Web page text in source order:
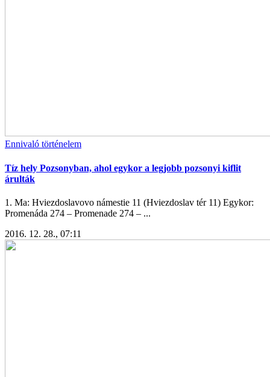
Ennivaló történelem
Tíz hely Pozsonyban, ahol egykor a legjobb pozsonyi kiflit
árulták
1. Ma: Hviezdoslavovo námestie 11 (Hviezdoslav tér 11) Egykor:
Promenáda 274 – Promenade 274 – ...
2016. 12. 28., 07:11